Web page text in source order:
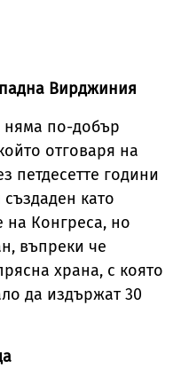
Вирджиния
няма по-добър
отговаря на
петдесетте години
като
на Конгреса, но
въпреки че
храна, с която
да издържат 30